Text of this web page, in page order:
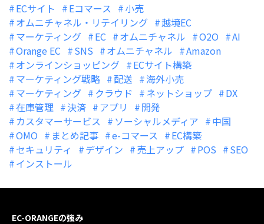
ECサイト Eコマース
小売
オムニチャネル・リテイリング
越境EC
マーケティング
EC オムニチャネル O2O
AI
Orange EC
SNS オムニチャネル
Amazon
オンラインショッピング
ECサイト構築
マーケティング戦略
配送
海外小売
マーケティング
クラウド ネットショップ
DX
在庫管理
決済 アプリ
開発
カスタマーサービス
ソーシャルメディア
中国
OMO
まとめ記事 e-コマース
EC構築
セキュリティ
デザイン 売上アップ POS
SEO
インストール
EC-ORANGEの強み